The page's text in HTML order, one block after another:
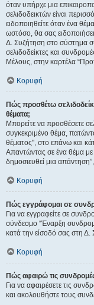
όταν υπήρχε μια
σελιδοδεικτών είναι
ειδοποιηθείτε όταν ένα
ωστόσο, θα σας
Δ. Συζήτηση στο σύστημα
σελιδοδείκτες και
Μέλους, στην καρτέλα
Κορυφή
Πώς προσθέτω
θέματα;
Μπορείτε να προσθέσετε
συγκεκριμένο θέμα,
θέματος", στο επάνω και
Απαντώντας σε ένα θέμα
δημοσιευθεί μια
Κορυφή
Πώς εγγράφομαι σε
Για να εγγραφείτε σε
σύνδεσμο “Έναρξη
κατά την είσοδό σας στη Δ.
Κορυφή
Πώς αφαιρώ τις
Για να αφαιρέσετε τις
και ακολουθήστε τους